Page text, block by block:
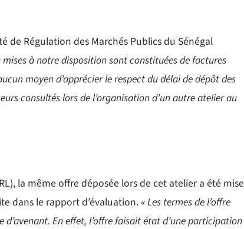
de Régulation des Marchés Publics du Sénégal
à notre disposition sont constituées de factures
moyen d’apprécier le respect du délai de dépôt des
consultés lors de l’organisation d’un autre atelier au
la même offre déposée lors de cet atelier a été mise
dans le rapport d’évaluation.« Les termes de l’offre
En effet, l’offre faisait état d’une participation